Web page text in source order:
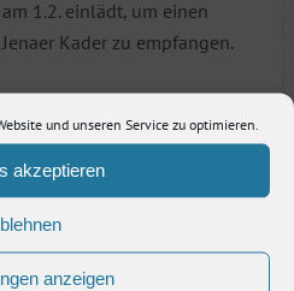
und unseren Service zu optimieren.
akzeptieren
anzeigen
1.2. einlädt, um einen
Kader zu empfangen.